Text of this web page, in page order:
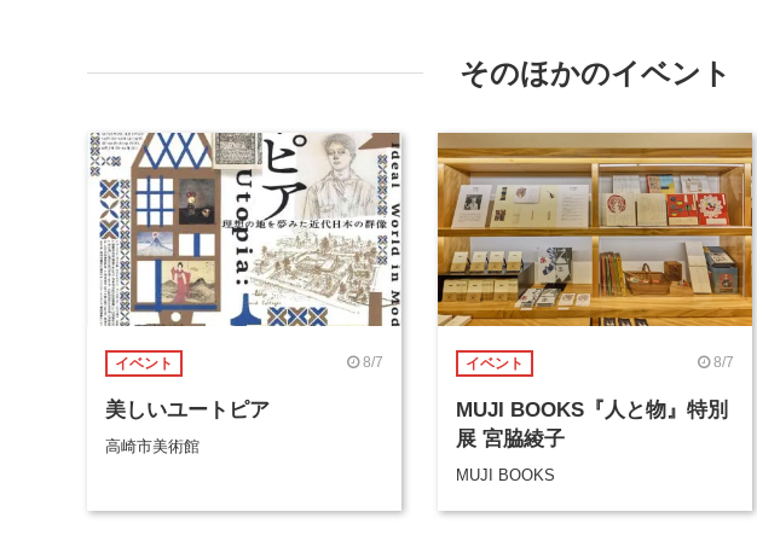
そのほかのイベント
イベント 8/7
美しいユートピア
高崎市美術館
イベント 8/7
MUJI BOOKS『人と物』特別
展 宮脇綾子
MUJI BOOKS